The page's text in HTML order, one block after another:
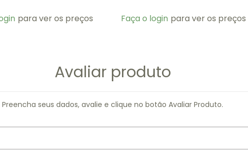
para ver os preços Faça o login para ver os preços
Avaliar produto
Preencha seus dados, avalie e clique no botão Avaliar Produto.